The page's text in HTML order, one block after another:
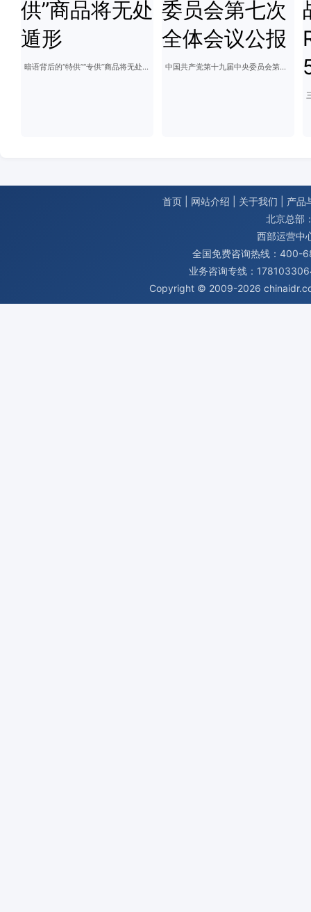
暗语背后的“特供”“专供”商品将无处遁形 中国共产党第十九届中央委员会第七次全体会议公报
首页 网站介绍 关于我们
产品
北京总部
西部运营中
全国免费咨询热线：400-
业务咨询专线：
Copyright © 2009-2026